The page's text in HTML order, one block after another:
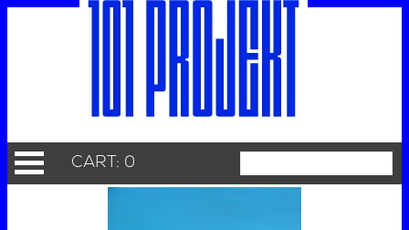
CART: 0